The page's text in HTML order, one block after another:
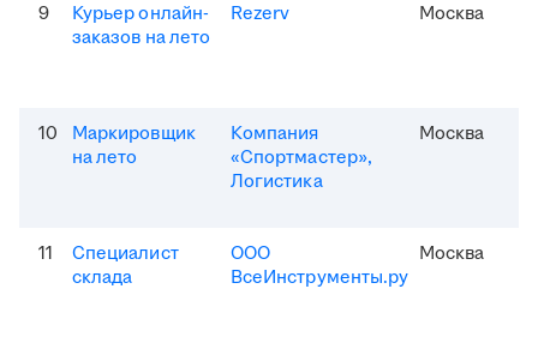
9
Курьер онлайн-
заказов на лето
Rezerv Москва
10
Маркировщик
на лето
Компания
«Спортмастер»,
Логистика
Москва
11
Специалист
склада
ООО
ВсеИнструменты.ру
Москва